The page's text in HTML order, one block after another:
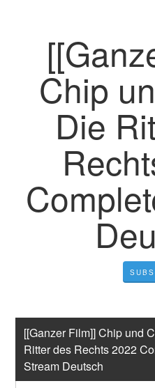
Chip
Die
[[Ganzer Film]] Chip und
Ritter des Rechts 2022
Stream Deutsch